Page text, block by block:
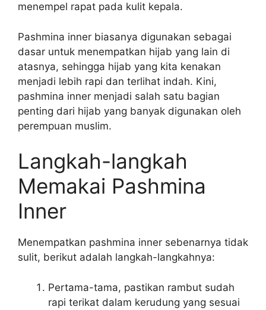
menempel rapat pada kulit kepala.
Pashmina inner biasanya digunakan sebagai
dasar untuk menempatkan hijab yang lain di
atasnya, sehingga hijab yang kita kenakan
menjadi lebih rapi dan terlihat indah. Kini,
pashmina inner menjadi salah satu bagian
penting dari hijab yang banyak digunakan oleh
perempuan muslim.
Langkah-langkah
Memakai Pashmina
Inner
Menempatkan pashmina inner sebenarnya tidak
sulit, berikut adalah langkah-langkahnya:
Pertama-tama, pastikan rambut sudah
rapi terikat dalam kerudung yang sesuai